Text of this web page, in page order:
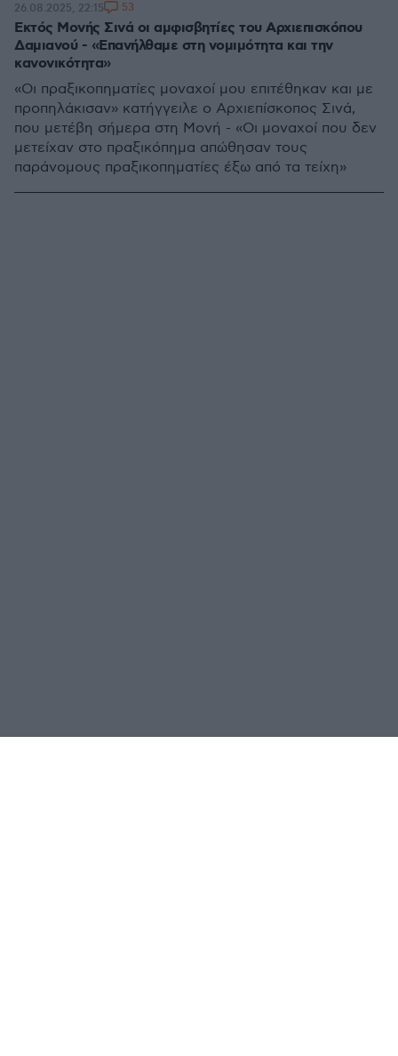
Εκτός Μονής Σινά οι αμφισβητίες του Αρχιεπισκόπου
Δαμιανού - «Επανήλθαμε στη νομιμότητα και την
κανονικότητα»
«Οι πραξικοπηματίες μοναχοί μου επιτέθηκαν και με
προπηλάκισαν» κατήγγειλε ο Αρχιεπίσκοπος Σινά,
που μετέβη σήμερα στη Μονή - «Οι μοναχοί που δεν
μετείχαν στο πραξικόπημα απώθησαν τους
παράνομους πραξικοπηματίες έξω από τα τείχη»
26.08.2025, 22:15 53